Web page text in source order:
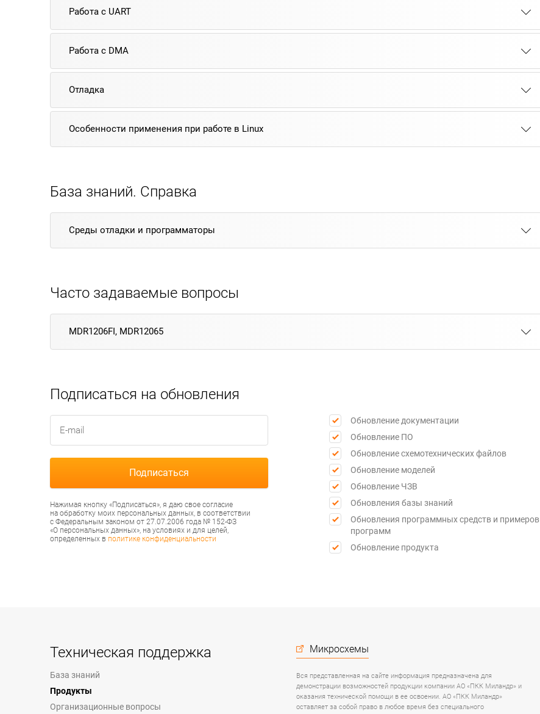
Работа с UART
Работа с DMA
Отладка
Особенности применения при работе в Linux
База знаний. Справка
Среды отладки и программаторы
Часто задаваемые вопросы
MDR1206FI, MDR12065
Подписаться на обновления
Обновление документации
Обновление ПО
Обновление схемотехнических файлов
Обновление моделей
Обновление ЧЗВ
Обновления базы знаний
Обновления программных средств и примеров
программ
Обновление продукта
Нажимая кнопку «Подписаться», я даю свое согласие
на обработку моих персональных данных, в соответствии
с Федеральным законом от 27.07.2006 года № 152-ФЗ
«О персональных данных», на условиях и для целей,
определенных в политике конфиденциальности
Техническая поддержка
База знаний
Продукты
Организационные вопросы
Микросхемы
Вся представленная на сайте информация предназначена для
демонстрации возможностей продукции компании АО «ПКК Миландр» и
оказания технической помощи в ее освоении. АО «ПКК Миландр»
оставляет за собой право в любое время без специального